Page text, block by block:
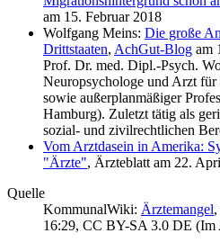
am 15. Februar 2018
Wolfgang Meins: Die große
Drittstaaten, AchGut-Blog am
Prof. Dr. med. Dipl.-Psych.
Neuropsychologe und Arzt
sowie außerplanmäßiger
Hamburg). Zuletzt tätig als
sozial- und zivilrechtlichen
Vom Arztdasein in Amerika:
"Ärzte", Ärzteblatt am 22.
Quelle
KommunalWiki: Ärztemangel
16:29, CC BY-SA 3.0 DE (Im